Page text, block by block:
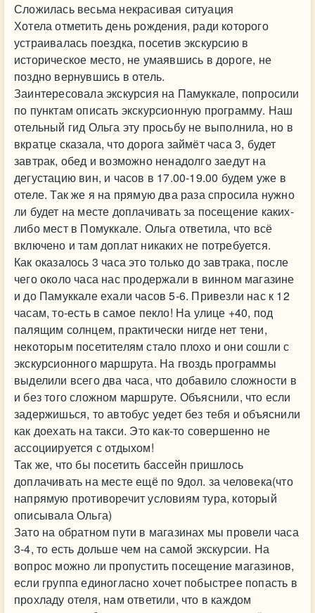
Сложилась весьма некрасивая ситуация
Хотела отметить день рождения, ради которого
устраивалась поездка, посетив экскурсию в
историческое место, не умаявшись в дороге, не
поздно вернувшись в отель.
Заинтересовала экскурсия на Памуккале, попросили
по пунктам описать экскурсионную программу. Наш
отельный гид Ольга эту просьбу не выполнила, но в
вкратце сказала, что дорога займёт часа 3, будет
завтрак, обед и возможно ненадолго заедут на
дегустацию вин, и часов в 17.00-19.00 будем уже в
отеле. Так же я на прямую два раза спросила нужно
ли будет на месте доплачивать за посещение каких-
либо мест в Помуккале. Ольга ответила, что всё
включено и там доплат никаких не потребуется.
Как оказалось 3 часа это только до завтрака, после
чего около часа нас продержали в винном магазине
и до Памуккале ехали часов 5-6. Привезли нас к 12
часам, то-есть в самое пекло! На улице +40, под
палящим солнцем, практически нигде нет тени,
некоторым посетителям стало плохо и они сошли с
экскурсионного маршрута. На гвоздь программы
выделили всего два часа, что добавило сложности в
и без того сложном маршруте. Объяснили, что если
задержишься, то автобус уедет без тебя и объяснили
как доехать на такси. Это как-то совершенно не
ассоциируется с отдыхом!
Так же, что бы посетить бассейн пришлось
доплачивать на месте ещё по 9дол. за человека(что
напрямую противоречит условиям тура, который
описывала Ольга)
Зато на обратном пути в магазинах мы провели часа
3-4, то есть дольше чем на самой экскурсии. На
вопрос можно ли пропустить посещение магазинов,
если группа единогласно хочет побыстрее попасть в
прохладу отеля, нам ответили, что в каждом